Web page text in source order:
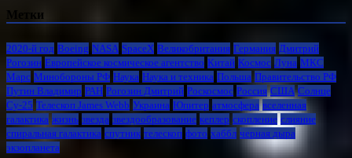
Метки
2020-й год Boeing NASA SpaceX Великобритания Германия Дмитрий
Рогозин Европейское космическое агентство Китай Космос Луна МКС
Марс Минoбороны РФ Наука Наука и техника Польша Правительство РФ
Путин Владимир РАН Рогозин Дмитрий Роскосмос Россия США Солнце
Су-25 Телескоп James Webb Украина Юпитер атмосфера вселенная
галактика жизнь звезда звездообразование кеплер скопление слияние
спиральная галактика спутник телескоп фото хаббл черная дыра
экзопланета